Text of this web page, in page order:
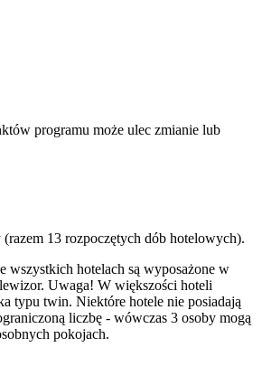
programu może ulec zmianie lub
13 rozpoczętych dób hotelowych).
wszystkich hotelach są wyposażone w
Uwaga! W większości hoteli
typu twin. Niektóre hotele nie posiadają
liczbę - wówczas 3 osoby mogą
pokojach.